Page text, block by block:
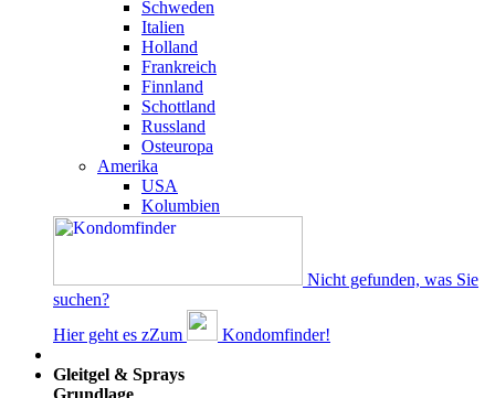
Schweden
Italien
Holland
Frankreich
Finnland
Schottland
Russland
Osteuropa
Amerika
USA
Kolumbien
Nicht gefunden, was Sie
suchen?
Hier geht es zZum
Kondomfinder!
Gleitgel & Sprays
Grundlage